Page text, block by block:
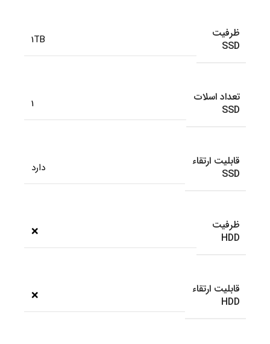
ظرفیت
SSD
1TB
تعداد اسلات
SSD
1
قابلیت ارتقاء
SSD
دارد
ظرفیت
HDD
❌
قابلیت ارتقاء
HDD
❌